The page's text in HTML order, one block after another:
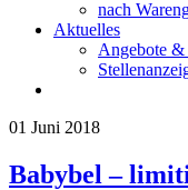
nach
Aktuelles
Angebote
01 Juni 2018
Babybel –